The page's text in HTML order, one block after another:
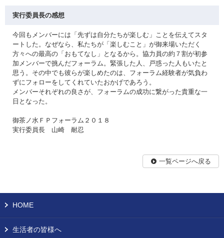
実行委員長の感想
今回もメンバーには「先ずは自分たちが楽しむ」ことを伝えてスタ
ートした。なぜなら、私たちが「楽しむこと」が御来場いただく
方々への最高の「おもてなし」となるから。協力員の約７割が初参
加メンバーで挑んだフォーラム。緊張した人、戸惑った人もいたと
思う。その中でも彼らが楽しめたのは、フォーラム経験者が気負わ
ずにフォローをしてくれていたおかげであろう。
メンバーそれぞれの良さが、フォーラムの成功に繋がった貴重な一
日となった。
御茶ノ水ＦＰフォーラム２０１８
実行委員長 山崎 耐忍
一覧ページへ戻る
HOME
生活者の皆様へ